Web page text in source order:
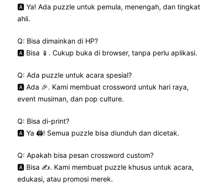
🅰️ Ya! Ada puzzle untuk pemula, menengah, dan tingkat
ahli.
Q: Bisa dimainkan di HP?
🅰️ Bisa 📱. Cukup buka di browser, tanpa perlu aplikasi.
Q: Ada puzzle untuk acara spesial?
🅰️ Ada 🎉. Kami membuat crossword untuk hari raya,
event musiman, dan pop culture.
Q: Bisa di-print?
🅰️ Ya 🖨️! Semua puzzle bisa diunduh dan dicetak.
Q: Apakah bisa pesan crossword custom?
🅰️ Bisa ✍️. Kami membuat puzzle khusus untuk acara,
edukasi, atau promosi merek.